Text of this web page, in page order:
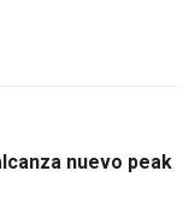
nuevo peak